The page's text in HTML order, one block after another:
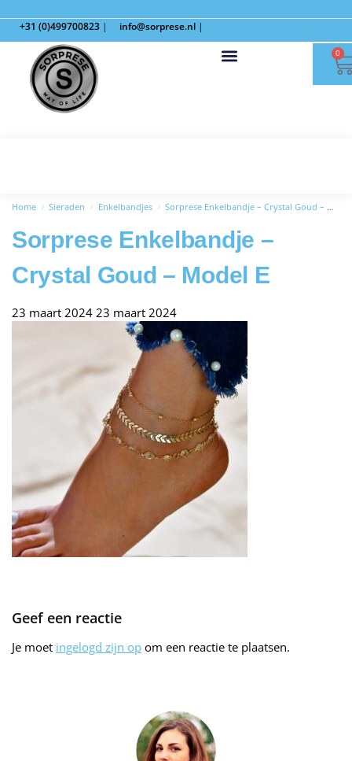
+31 (0)499700823 | info@sorprese.nl |
0
Home / Sieraden / Enkelbandjes / Sorprese Enkelbandje – Crystal Goud – Model E
Sorprese Enkelbandje –
Crystal Goud – Model E
23 maart 2024 23 maart 2024
Geef een reactie
Je moet ingelogd zijn op om een reactie te plaatsen.